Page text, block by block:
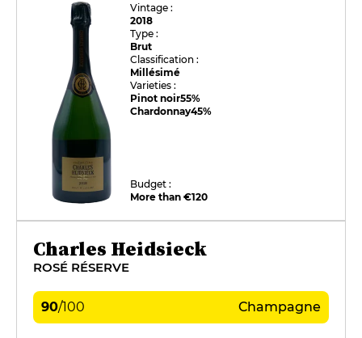
Vintage :
2018
Type :
Brut
Classification :
Millésimé
Varieties :
Pinot noir55%
Chardonnay45%
Budget :
More than €120
Charles Heidsieck
ROSÉ RÉSERVE
90/100 Champagne